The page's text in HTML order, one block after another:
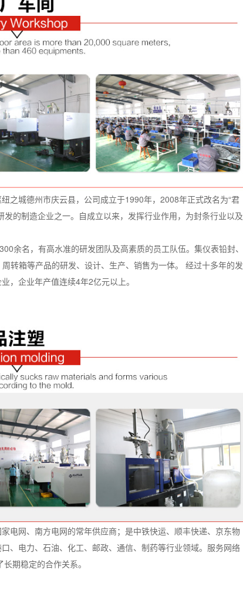
之城德州市庆云县，公司成立于1990年，2008年正式改名为“君
的制造企业之一。自成立以来，发挥行业作用，为封条行业以及
余名，有高水准的研发团队及高素质的员工队伍。集仪表铅封、
转箱等产品的研发、设计、生产、销售为一体。 经过十多年的发
，企业年产值连续4年2亿元以上。
电网、南方电网的常年供应商；是中铁快运、顺丰快递、京东物
、电力、石油、化工、邮政、通信、制药等行业领域。服务网络
期稳定的合作关系。